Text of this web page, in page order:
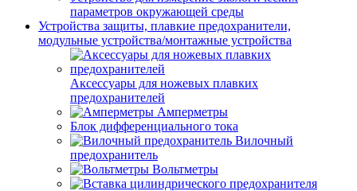
параметров окружающей среды
Устройства защиты, плавкие предохранители,
модульные устройства/монтажные устройства
Аксессуары для ножевых плавких
предохранителей
Амперметры
Блок дифференциального тока
Вилочный
предохранитель
Вольтметры